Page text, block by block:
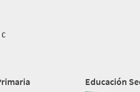
Educación